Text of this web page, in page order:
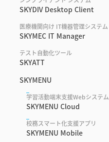
SKYDIV Desktop Client
医療機関向け IT機器管理システム
SKYMEC IT Manager
テスト自動化ツール
SKYATT
SKYMENU
学習活動端末支援Webシステム
SKYMENU Cloud
校務スマート化支援アプリ
SKYMENU Mobile